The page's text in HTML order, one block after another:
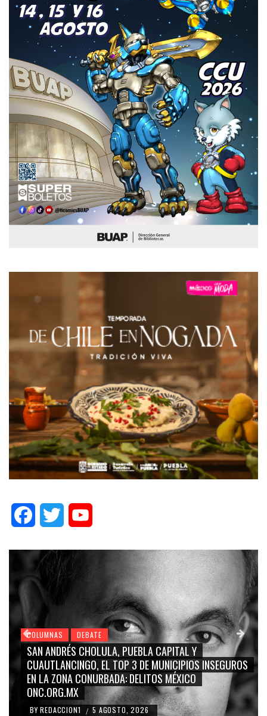
FacebookTwitter
COLUMNAS DEBATE
GRACE PALOMARES, NAY SALVATORI, SERGIO MAYER,
CARMEN SALINAS “LA CORCHOLATA”, CUAUHTÉMOC
BLANCO, SILVIA PINAL: LA TRIVIALIZACIÓN Y
RIDICULIZACIÓN DE LA REPRESENTACIÓN CIUDADANA
BY REDACCION1 / 4 AGOSTO, 2026